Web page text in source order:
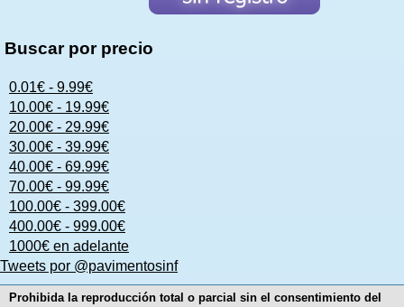
Buscar por precio
0.01€ - 9.99€
10.00€ - 19.99€
20.00€ - 29.99€
30.00€ - 39.99€
40.00€ - 69.99€
70.00€ - 99.99€
100.00€ - 399.00€
400.00€ - 999.00€
1000€ en adelante
Tweets por @pavimentosinf
Prohibida la reproducción total o parcial sin el consentimiento del